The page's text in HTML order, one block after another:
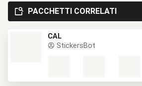
PACCHETTI CORRELATI
CAL
StickersBot